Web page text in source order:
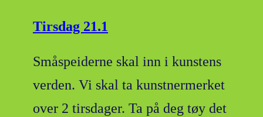
Tirsdag 21.1
Småspeiderne skal inn i kunstens
verden. Vi skal ta kunstnermerket
over 2 tirsdager. Ta på deg tøy det